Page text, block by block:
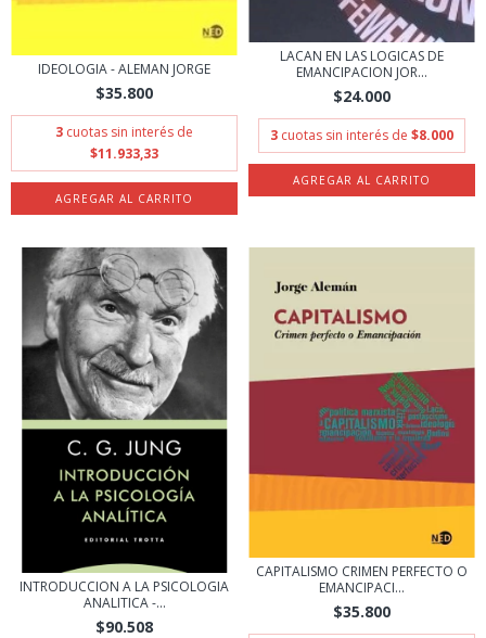
IDEOLOGIA - ALEMAN JORGE
$35.800
3 cuotas sin interés de
$11.933,33
LACAN EN LAS LOGICAS DE
EMANCIPACION JOR...
$24.000
3 cuotas sin interés de $8.000
INTRODUCCION A LA PSICOLOGIA
ANALITICA -...
$90.508
CAPITALISMO CRIMEN PERFECTO O
EMANCIPACI...
$35.800